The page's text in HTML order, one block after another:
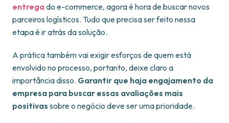
entregado e-commerce, agora é hora de buscar novos
parceiros logísticos. Tudo que precisa ser feito nessa
etapa é ir atrás da solução.
A prática também vai exigir esforços de quem está
envolvido no processo, portanto, deixe claro a
importância disso. Garantir que haja engajamento da
empresa para buscar essas avaliações mais
positivas sobre o negócio deve ser uma prioridade.